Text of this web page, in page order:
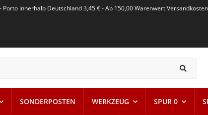
innerhalb Deutschland 3,45 € - Ab 150,00 Warenwert
SONDERPOSTEN WERKZEUG SPUR 0